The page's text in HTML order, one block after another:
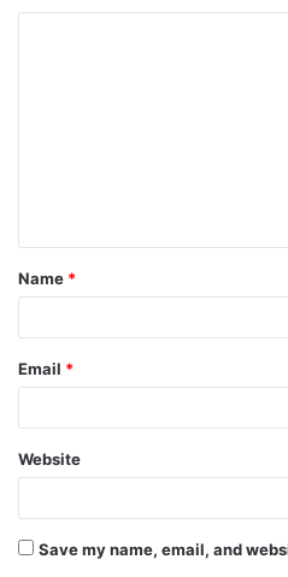
t
*
Name *
Email *
Website
Save my name, email, and